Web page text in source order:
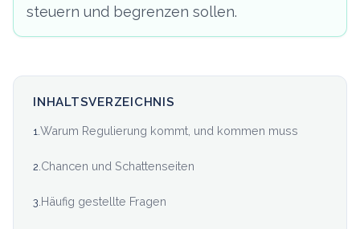
steuern und begrenzen sollen.
INHALTSVERZEICHNIS
1.Warum Regulierung kommt, und kommen muss
2.Chancen und Schattenseiten
3.Häufig gestellte Fragen